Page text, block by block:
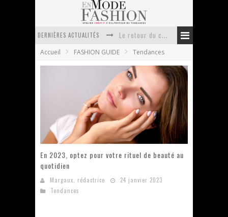
DERNIÈRES ACTUALITÉS
Le retour du cachemire version casual
Doudoune pour femme : choisir la pièce idéale entre style, chaleur et durabilité
La trousse de toilette : l’accessoire indispensable de voyage
Week-end spa en automne : quel maillot de bain choisir ?
Pourquoi le costume sur mesure à Paris est un incontournable de l’élégance contemporaine ?
Anti chute cheveux homme : quelles solutions pour renforcer sa chevelure ?
Accueil FASHION GUIDE Tendances
En 2023, optez pour votre rituel de beauté au
quotidien
Margaux, rédactrice
24 janvier 2023
Tendances